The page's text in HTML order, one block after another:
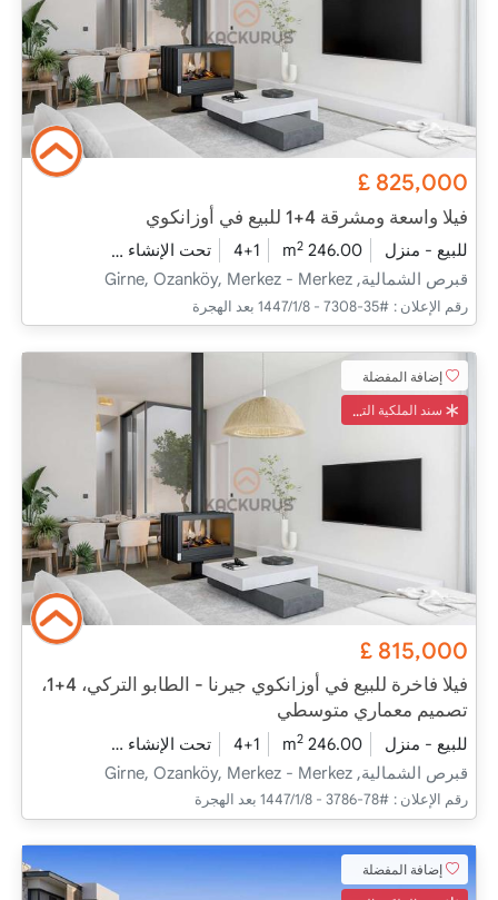
825,000
£
فيلا واسعة ومشرقة 4+1 للبيع في أوزانكوي
للبيع - منزل 246.00 m
2
4+1 تحت الإنشاء
قبرص الشمالية, Girne, Ozanköy, Merkez - Merkez
رقم الإعلان : #35-7308 - 8‏‏/1‏‏/1447 بعد الهجرة
إضافة المفضلة
سند الملكية التركي
815,000
£
فيلا فاخرة للبيع في أوزانكوي جيرنا - الطابو التركي، 4+1،
تصميم معماري متوسطي
للبيع - منزل 246.00 m
2
4+1 تحت الإنشاء
قبرص الشمالية, Girne, Ozanköy, Merkez - Merkez
رقم الإعلان : #78-3786 - 8‏‏/1‏‏/1447 بعد الهجرة
إضافة المفضلة